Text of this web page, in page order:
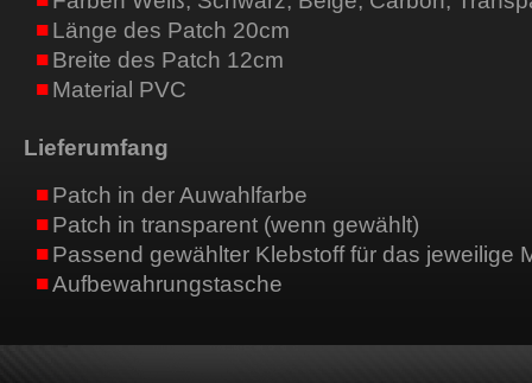
Länge des Patch 20cm
Breite des Patch 12cm
Material PVC
Lieferumfang
Patch in der Auwahlfarbe
Patch in transparent (wenn gewählt)
Passend gewählter Klebstoff für das jeweilige
Aufbewahrungstasche